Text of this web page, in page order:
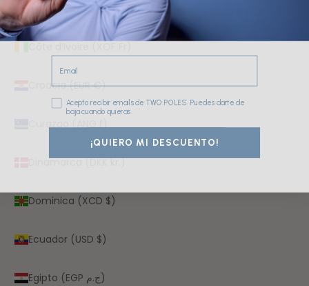
Costa Rica (CRC ₡)
Croacia (EUR €)
Curazao (ANG ƒ)
Dinamarca (DKK kr.)
Dominica (XCD $)
Ecuador (USD $)
Egipto (EGP ج.م)
Email
Consentimiento
Acepto recibir emails de TWO POLES. Puedes darte de
baja cuando quieras.
¡QUIERO MI DESCUENTO!